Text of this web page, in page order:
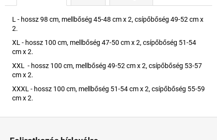
L - hossz 98 cm, mellbőség 45-48 cm x 2, csípőbőség 49-52 cm x
2.
XL - hossz 100 cm, mellbőség 47-50 cm x 2, csípőbőség 51-54
cm x 2.
XXL - hossz 100 cm, mellbőség 49-52 cm x 2, csípőbőség 53-57
cm x 2.
XXXL - hossz 100 cm, mellbőség 51-54 cm x 2, csípőbőség 55-59
cm x 2.